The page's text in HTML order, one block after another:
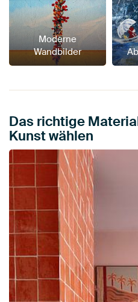
Moderne
Wandbilder
Das richtige
Kunst wählen